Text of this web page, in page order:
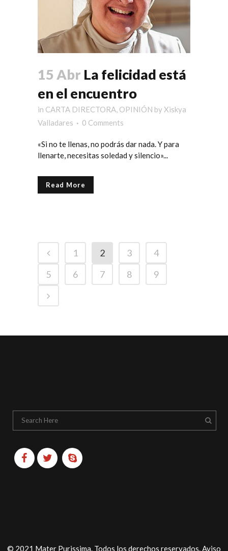
15 Abr La felicidad está
en el encuentro
in CARTA DIRECTORA, OPINIÓN by Xiskya
Valladares
0 Comments
«Si no te llenas, no podrás dar nada. Y para
llenarte, necesitas soledad y silencio»...
Read More
1 2 3
4
5
6 7 8 9
© 2021 Mater Purissima. Todos los derechos reservados.Aviso